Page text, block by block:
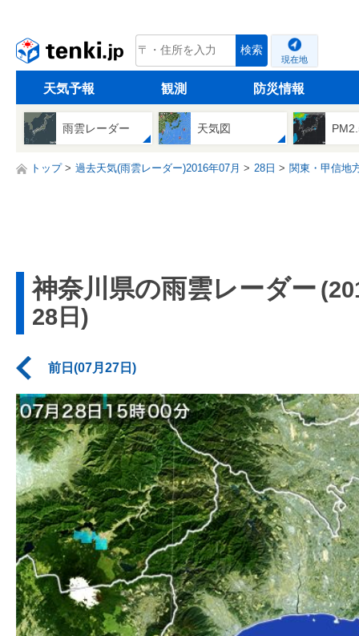
tenki.jp 検索
現在地
天気予報 観測 防災情報
雨雲レーダー 天気図
トップ 過去天気(雨雲レーダー)2016年07月 28日 関東・甲信地
神奈川県の雨雲レーダー
28日)
前日(07月27日)